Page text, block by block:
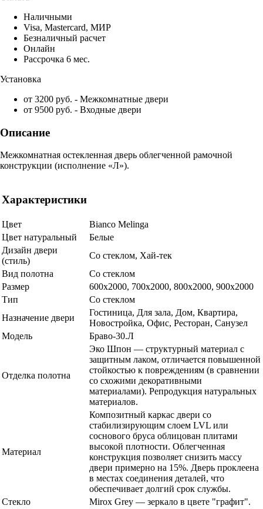
Наличными
Visa, Mastercard, МИР
Безналичный расчет
Онлайн
Рассрочка 6 мес.
Установка
от 3200 руб. - Межкомнатные двери
от 9500 руб. - Входные двери
Описание
Межкомнатная остекленная дверь облегченной рамочной
конструкции (исполнение «Л»).
Характеристики
Цвет
Bianco Melinga
Цвет натуральный
Белые
Дизайн двери
(стиль)
Со стеклом, Хай-тек
Вид полотна
Со стеклом
Размер
600x2000, 700x2000, 800x2000, 900x2000
Тип
Со стеклом
Назначение двери
Гостиница, Для зала, Дом, Квартира,
Новостройка, Офис, Ресторан, Санузел
Модель
Браво-30.Л
Отделка полотна
Эко Шпон — структурный материал с
защитным лаком, отличается повышенной
стойкостью к повреждениям (в сравнении
со схожими декоративными
материалами). Репродукция натуральных
материалов.
Материал
Композитный каркас двери со
стабилизирующим слоем LVL или
соснового бруса облицован плитами
высокой плотности. Облегченная
конструкция позволяет снизить массу
двери примерно на 15%. Дверь проклеена
в местах соединения деталей, что
обеспечивает долгий срок службы.
Стекло
Mirox Grey — зеркало в цвете "графит".